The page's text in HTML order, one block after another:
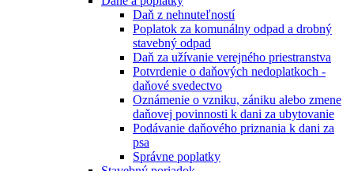
Daň z nehnuteľností
Poplatok za komunálny odpad a drobný
stavebný odpad
Daň za užívanie verejného priestranstva
Potvrdenie o daňových nedoplatkoch -
daňové svedectvo
Oznámenie o vzniku, zániku alebo zmene
daňovej povinnosti k dani za ubytovanie
Podávanie daňového priznania k dani za
psa
Správne poplatky